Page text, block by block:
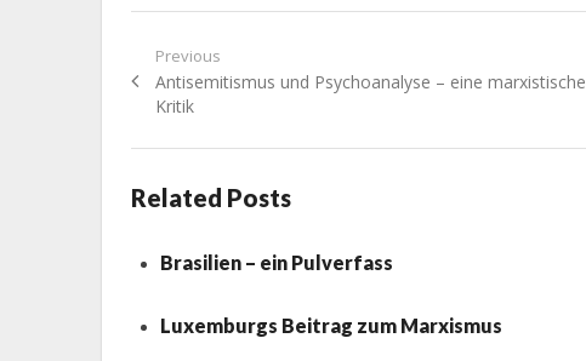
Beitragsnavigation
Previous
Previous
post:
Antisemitismus und Psychoanalyse – eine marxistische
Kritik
Related Posts
Brasilien – ein Pulverfass
Luxemburgs Beitrag zum Marxismus